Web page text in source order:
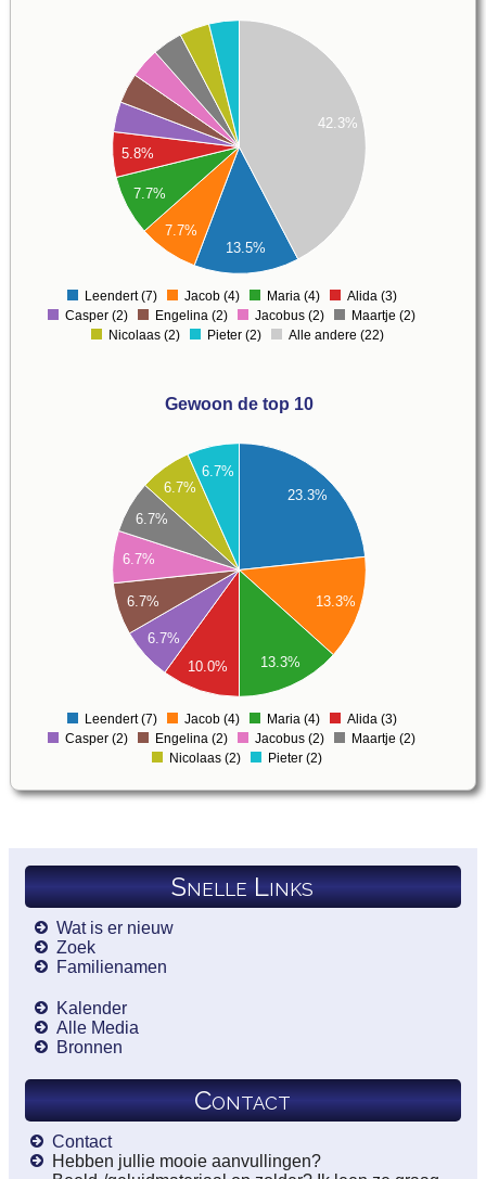
13.5%
7.7%
7.7%
5.8%
42.3%
0
Leendert (7) Jacob (4) Maria (4)
Alida (3)
Casper (2)
Engelina (2) Jacobus (2)
Maartje (2)
Nicolaas (2)
Pieter (2) Alle andere (22)
Gewoon de top 10
23.3%
13.3%
13.3%
10.0%
6.7%
6.7%
6.7%
6.7%
6.7%
6.7%
0
Leendert (7) Jacob (4) Maria (4)
Alida (3)
Casper (2)
Engelina (2) Jacobus (2)
Maartje (2)
Nicolaas (2)
Pieter (2)
Snelle Links
Wat is er nieuw
Zoek
Familienamen
Kalender
Alle Media
Bronnen
Contact
Contact
Hebben jullie mooie aanvullingen?